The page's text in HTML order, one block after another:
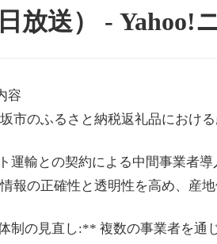
放送） - Yahoo!
容
市のふるさと納税返礼品におけ
運輸との契約による中間事業者
報の正確性と透明性を高め、産
制の見直し:** 複数の事業者を通